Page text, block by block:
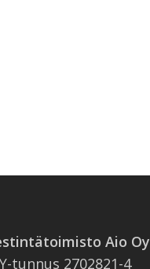
Aio Oy
Y-tunnus 2702821-4